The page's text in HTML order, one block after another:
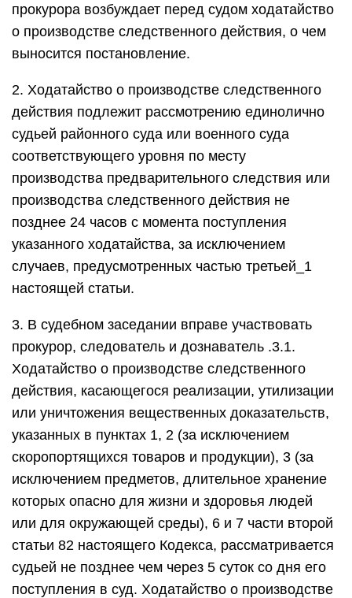
прокурора возбуждает перед судом ходатайство
о производстве следственного действия, о чем
выносится постановление.
2. Ходатайство о производстве следственного
действия подлежит рассмотрению единолично
судьей районного суда или военного суда
соответствующего уровня по месту
производства предварительного следствия или
производства следственного действия не
позднее 24 часов с момента поступления
указанного ходатайства, за исключением
случаев, предусмотренных частью третьей_1
настоящей статьи.
3. В судебном заседании вправе участвовать
прокурор, следователь и дознаватель .3.1.
Ходатайство о производстве следственного
действия, касающегося реализации, утилизации
или уничтожения вещественных доказательств,
указанных в пунктах 1, 2 (за исключением
скоропортящихся товаров и продукции), 3 (за
исключением предметов, длительное хранение
которых опасно для жизни и здоровья людей
или для окружающей среды), 6 и 7 части второй
статьи 82 настоящего Кодекса, рассматривается
судьей не позднее чем через 5 суток со дня его
поступления в суд. Ходатайство о производстве